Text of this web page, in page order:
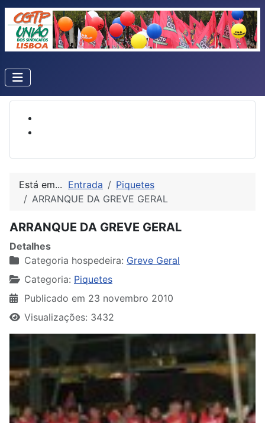
Está em... Entrada
Piquetes
ARRANQUE DA GREVE GERAL
ARRANQUE DA GREVE GERAL
Detalhes
Categoria hospedeira: Greve Geral
Categoria: Piquetes
Publicado em 23 novembro 2010
Visualizações: 3432